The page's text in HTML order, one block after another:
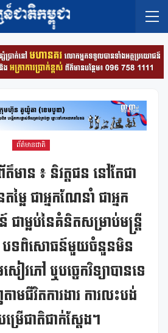
ព័ត៌មានជាតិ
ត៌មាន ៖ និវត្តជន នៅតែជា
លៃ ជាអ្នកណែនាំ ជាអ្នក
ាម្លប់នៃគំនិតសម្រាប់មន្ត្រី
បទពិសោធន៍មួយចំនួនមិន
វភៅ ឬបច្ចេកវិទ្យាបានទេ
មជីវិតការងារ ការលះបង់
រើជាតិជាក់ស្តែង។